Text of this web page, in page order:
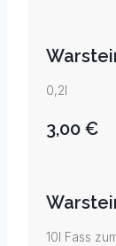
0,2l
3,00 €
10l Fass